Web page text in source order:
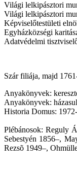
Világi lelkipásztori
Világi lelkipásztori
Képviselőtestületi
Egyházközségi
Adatvédelmi
Szár filiája, majd
Anyakönyvek:
Anyakönyvek:
Historia Domus:
Plébánosok: Reguly
Sebestyén 1856–,
Rezsõ 1949–,